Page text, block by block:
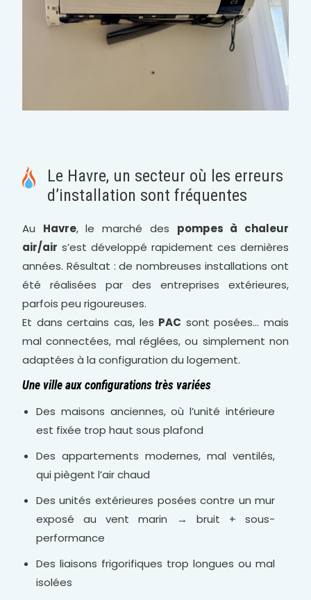
Le Havre, un secteur où les erreurs
d’installation sont fréquentes
Au Havre, le marché des pompes à chaleur
air/air s’est développé rapidement ces dernières
années. Résultat : de nombreuses installations ont
été réalisées par des entreprises extérieures,
parfois peu rigoureuses.
Et dans certains cas, les PAC sont posées… mais
mal connectées, mal réglées, ou simplement non
adaptées à la configuration du logement.
Une ville aux configurations très variées
Des maisons anciennes, où l’unité intérieure
est fixée trop haut sous plafond
Des appartements modernes, mal ventilés,
qui piègent l’air chaud
Des unités extérieures posées contre un mur
exposé au vent marin → bruit + sous-
performance
Des liaisons frigorifiques trop longues ou mal
isolées